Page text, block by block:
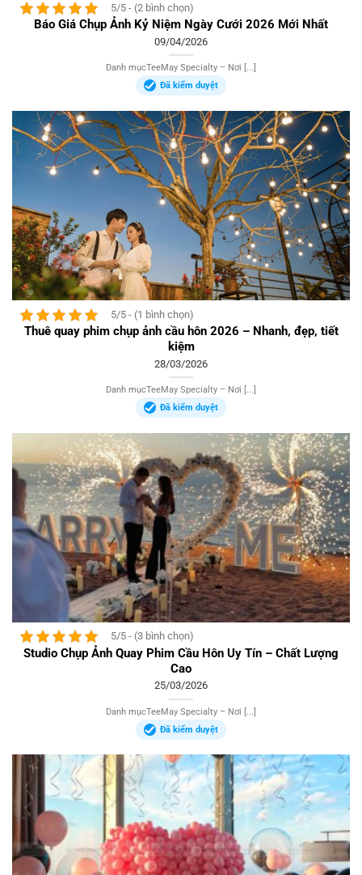
5/5 - (2 bình chọn)
Báo Giá Chụp Ảnh Kỷ Niệm Ngày Cưới 2026 Mới Nhất
09/04/2026
Danh mụcTeeMay Specialty – Nơi [...]
Đã kiểm duyệt
5/5 - (1 bình chọn)
Thuê quay phim chụp ảnh cầu hôn 2026 – Nhanh, đẹp, tiết
kiệm
28/03/2026
Danh mụcTeeMay Specialty – Nơi [...]
Đã kiểm duyệt
5/5 - (3 bình chọn)
Studio Chụp Ảnh Quay Phim Cầu Hôn Uy Tín – Chất Lượng
Cao
25/03/2026
Danh mụcTeeMay Specialty – Nơi [...]
Đã kiểm duyệt